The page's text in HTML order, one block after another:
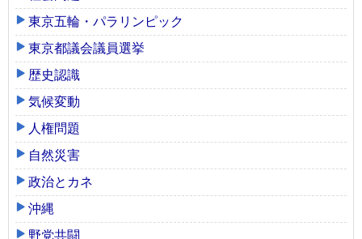
東京五輪・パラリンピック
東京都議会議員選挙
歴史認識
気候変動
人権問題
自然災害
政治とカネ
沖縄
野党共闘